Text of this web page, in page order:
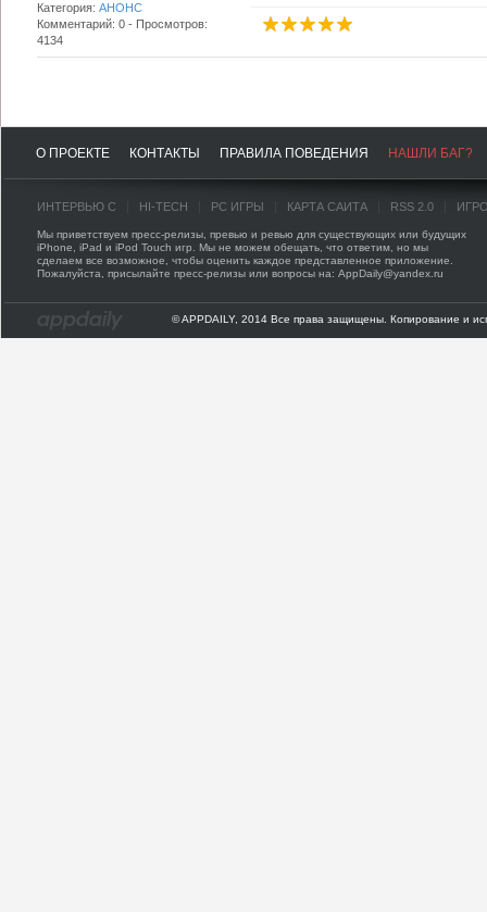
Категория: АНОНС
Комментарий: 0 - Просмотров:
4134
О ПРОЕКТЕ КОНТАКТЫ ПРАВИЛА ПОВЕДЕНИЯ НАШЛИ БАГ?
ИНТЕРВЬЮ С HI-TECH PC ИГРЫ КАРТА САЙТА RSS 2.0
Мы приветствуем пресс-релизы, превью и ревью для существующих или будущих
iPhone, iPad и iPod Touch игр. Мы не можем обещать, что ответим, но мы
сделаем все возможное, чтобы оценить каждое представленное приложение.
Пожалуйста, присылайте пресс-релизы или вопросы на: AppDaily@yandex.ru
© APPDAILY, 2014 Все права защищены. Копирование и